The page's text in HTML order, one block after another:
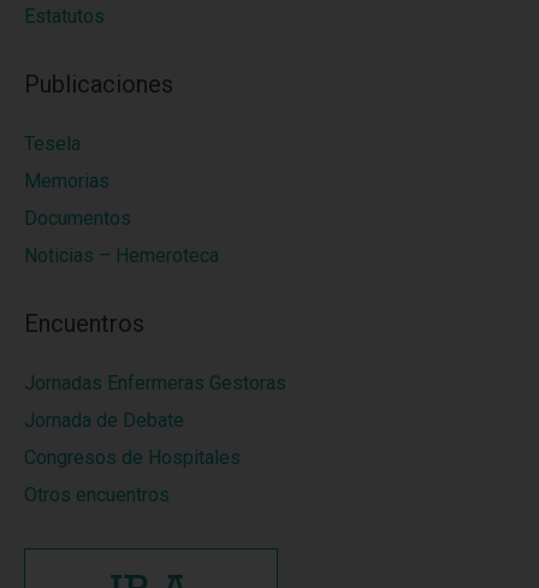
Estatutos
Publicaciones
Tesela
Memorias
Documentos
Noticias – Hemeroteca
Encuentros
Jornadas Enfermeras Gestoras
Jornada de Debate
Congresos de Hospitales
Otros encuentros